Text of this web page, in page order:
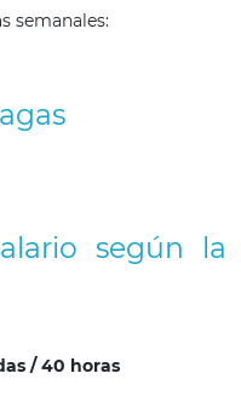
semanales:
según la
/ 40 horas